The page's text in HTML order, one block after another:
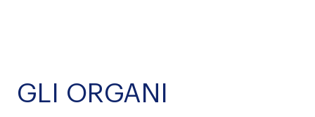
GLI ORGANI